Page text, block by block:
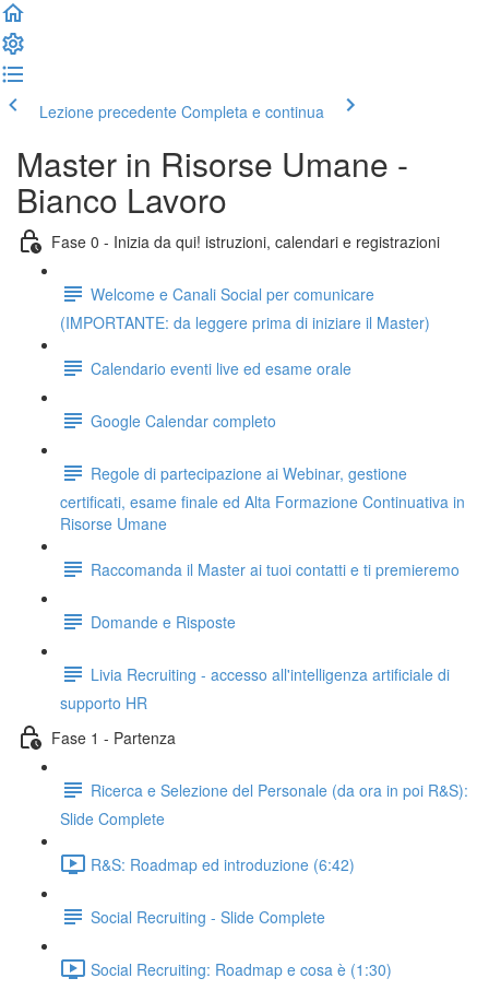
Lezione precedente Completa e continua
Master in Risorse Umane -
Bianco Lavoro
Fase 0 - Inizia da qui! istruzioni, calendari e registrazioni
Welcome e Canali Social per comunicare
(IMPORTANTE: da leggere prima di iniziare il Master)
Calendario eventi live ed esame orale
Google Calendar completo
Regole di partecipazione ai Webinar, gestione
certificati, esame finale ed Alta Formazione Continuativa in
Risorse Umane
Raccomanda il Master ai tuoi contatti e ti premieremo
Domande e Risposte
Livia Recruiting - accesso all'intelligenza artificiale di
supporto HR
Fase 1 - Partenza
Ricerca e Selezione del Personale (da ora in poi R&S):
Slide Complete
R&S: Roadmap ed introduzione (6:42)
Social Recruiting - Slide Complete
Social Recruiting: Roadmap e cosa è (1:30)